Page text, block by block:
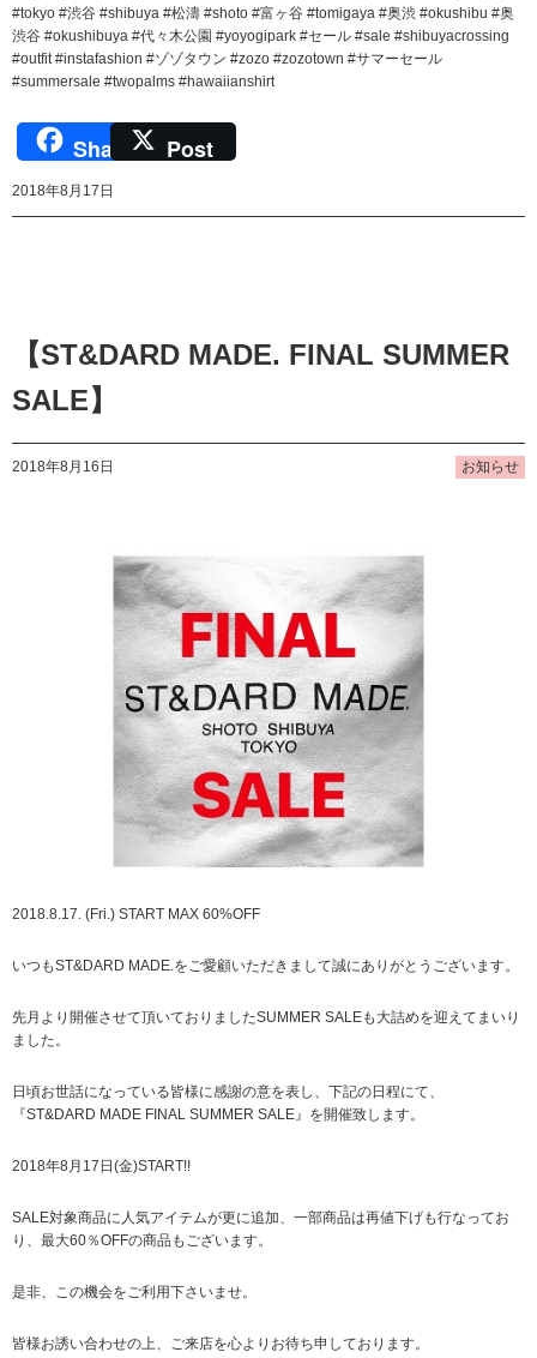
#tokyo #渋谷 #shibuya #松濤 #shoto #富ヶ谷 #tomigaya #奥渋 #okushibu #奥
渋谷 #okushibuya #代々木公園 #yoyogipark #セール #sale #shibuyacrossing
#outfit #instafashion #ゾゾタウン #zozo #zozotown #サマーセール
#summersale #twopalms #hawaiianshirt
Share Post
2018年8月17日
【ST&DARD MADE. FINAL SUMMER
SALE】
2018年8月16日 お知らせ
2018.8.17. (Fri.) START MAX 60%OFF
いつもST&DARD MADE.をご愛顧いただきまして誠にありがとうございます。
先月より開催させて頂いておりましたSUMMER SALEも大詰めを迎えてまいり
ました。
日頃お世話になっている皆様に感謝の意を表し、下記の日程にて、
『ST&DARD MADE FINAL SUMMER SALE』を開催致します。
2018年8月17日(金)START!!
SALE対象商品に人気アイテムが更に追加、一部商品は再値下げも行なってお
り、最大60％OFFの商品もございます。
是非、この機会をご利用下さいませ。
皆様お誘い合わせの上、ご来店を心よりお待ち申しております。